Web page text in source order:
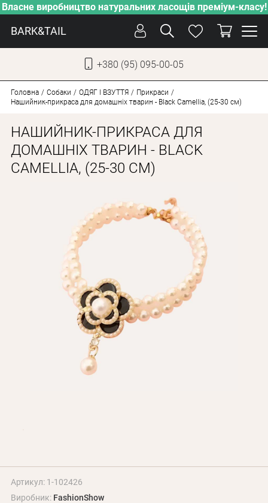
Власне виробництво натуральних ласощів преміум-класу!
BARK&TAIL
+380 (95) 095-00-05
ДОГЛЯД
ПІКЛУВАННЯ
ВІД СПЕКИ
НОВИНКИ
Оплата і доставка
Програма лояльності
Про Нас
Оптовим клієнтам
Головна Собаки ОДЯГ І ВЗУТТЯ
Прикраси
Нашийник-прикраса для домашніх тварин - Black Camellia, (25-30 см)
НАШИЙНИК-ПРИКРАСА ДЛЯ
ДОМАШНІХ ТВАРИН - BLACK
CAMELLIA, (25-30 СМ)
Артикул: 1-102426
Виробник: FashionShow